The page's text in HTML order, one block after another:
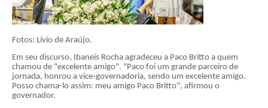
Fotos: Lívio de Araújo.
Em seu discurso, Ibaneis Rocha agradeceu a Paco Britto a quem
chamou de "excelente amigo". "Paco foi um grande parceiro de
jornada, honrou a vice-governadoria, sendo um excelente amigo.
Posso chama-lo assim: meu amigo Paco Britto", afirmou o
governador.